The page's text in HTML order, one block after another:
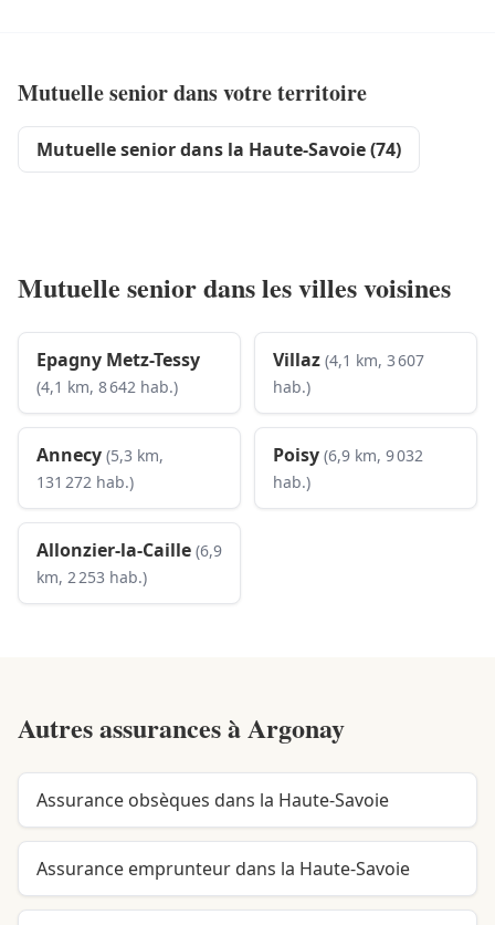
Mutuelle senior dans votre territoire
Mutuelle senior dans la Haute-Savoie (74)
Mutuelle senior dans les villes voisines
Epagny Metz-Tessy
(4,1 km, 8 642 hab.)
Villaz (4,1 km, 3 607
hab.)
Annecy (5,3 km,
131 272 hab.)
Poisy (6,9 km, 9 032
hab.)
Allonzier-la-Caille (6,9
km, 2 253 hab.)
Autres assurances àArgonay
Assurance obsèques dans la Haute-Savoie
Assurance emprunteur dans la Haute-Savoie